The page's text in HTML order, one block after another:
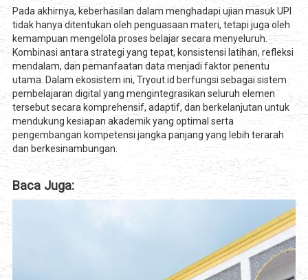
Pada akhirnya, keberhasilan dalam menghadapi ujian masuk UPI
tidak hanya ditentukan oleh penguasaan materi, tetapi juga oleh
kemampuan mengelola proses belajar secara menyeluruh.
Kombinasi antara strategi yang tepat, konsistensi latihan, refleksi
mendalam, dan pemanfaatan data menjadi faktor penentu
utama. Dalam ekosistem ini, Tryout.id berfungsi sebagai sistem
pembelajaran digital yang mengintegrasikan seluruh elemen
tersebut secara komprehensif, adaptif, dan berkelanjutan untuk
mendukung kesiapan akademik yang optimal serta
pengembangan kompetensi jangka panjang yang lebih terarah
dan berkesinambungan.
Baca Juga: